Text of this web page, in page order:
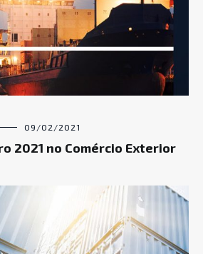
09/02/2021
2021 no Comércio Exterior